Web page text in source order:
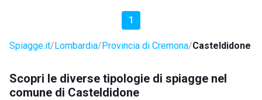
1
Spiagge.it Lombardia Provincia di Cremona Casteldidone
Scopri le diverse tipologie di spiagge nel
comune di Casteldidone